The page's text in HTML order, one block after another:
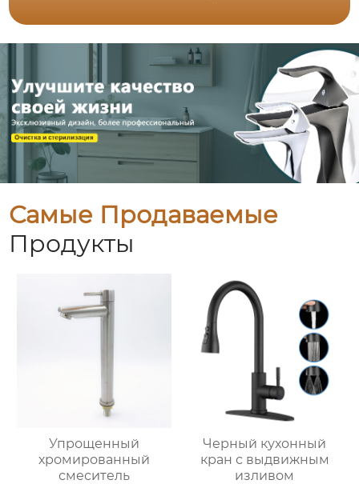
Самые Продаваемые
Продукты
Упрощенный
хромированный
смеситель
Черный кухонный
кран с выдвижным
изливом